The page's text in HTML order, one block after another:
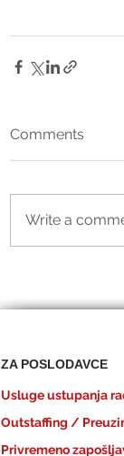
Comments
Write a
ZA POSLODAVCE
Usluge ustupanja
Outstaffing /
Privremeno